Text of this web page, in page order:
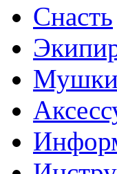
Снасть
Мушки